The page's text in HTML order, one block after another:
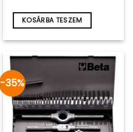
KOSÁRBA TESZEM
-35%